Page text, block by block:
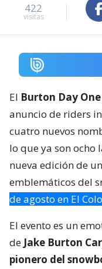
422
visitas
El Burton Day One
anuncio de riders
cuatro nuevos
lo que ya son ocho
nueva edición de
emblemáticos del
de agosto en El
El evento es un
de Jake Burton
pionero del